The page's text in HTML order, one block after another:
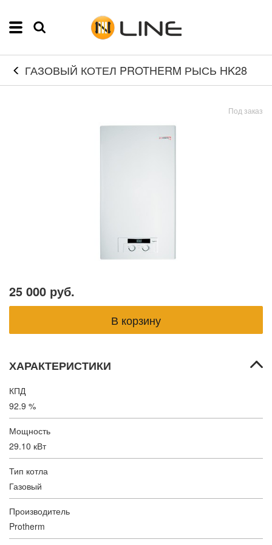
ГАЗОВЫЙ КОТЕЛ PROTHERM РЫСЬ HK28
Под заказ
25 000 руб.
ХАРАКТЕРИСТИКИ
КПД
92.9 %
Мощность
29.10 кВт
Тип котла
Газовый
Производитель
Protherm